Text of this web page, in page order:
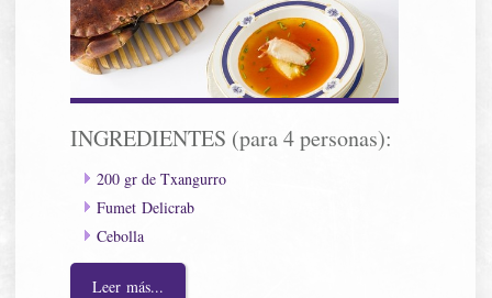
INGREDIENTES (para 4 personas):
200 gr de Txangurro
Fumet Delicrab
Cebolla
Leer más...